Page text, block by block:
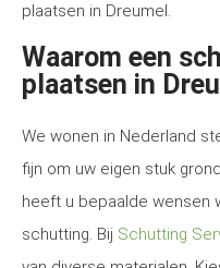
plaatsen in Dreumel.
Waarom een
plaatsen in
We wonen in Nederland
fijn om uw eigen stuk
heeft u bepaalde wensen
schutting. Bij Schutting